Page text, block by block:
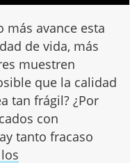
más avance esta
de vida, más
muestren
que la calidad
tan frágil? ¿Por
con
tanto fracaso